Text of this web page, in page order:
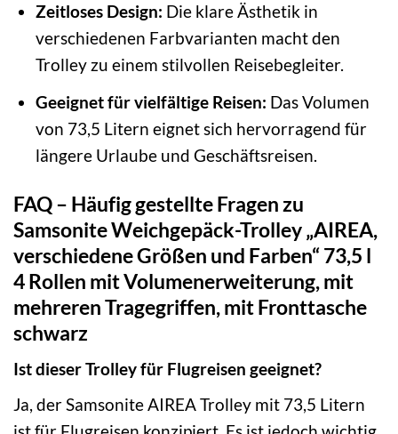
Zeitloses Design: Die klare Ästhetik in
verschiedenen Farbvarianten macht den
Trolley zu einem stilvollen Reisebegleiter.
Geeignet für vielfältige Reisen: Das Volumen
von 73,5 Litern eignet sich hervorragend für
längere Urlaube und Geschäftsreisen.
FAQ – Häufig gestellte Fragen zu
Samsonite Weichgepäck-Trolley „AIREA,
verschiedene Größen und Farben“ 73,5 l
4 Rollen mit Volumenerweiterung, mit
mehreren Tragegriffen, mit Fronttasche
schwarz
Ist dieser Trolley für Flugreisen geeignet?
Ja, der Samsonite AIREA Trolley mit 73,5 Litern